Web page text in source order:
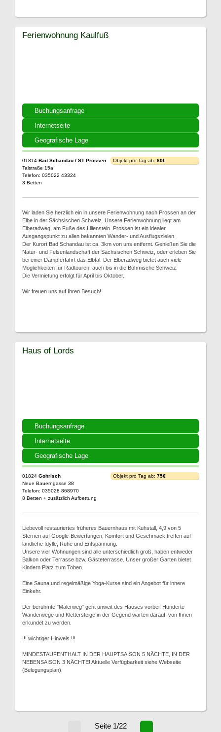
Buchungsanfrage
Internetseite
Geografische Lage
Ferienwohnung Kaulfuß
01814 Bad Schandau / ST Prossen
Talstraße 15a
Telefon: 035022 43324
3 Betten
Objekt pro Tag ab: 60€
Wir laden Sie herzlich ein in unsere Ferienwohnung nach Prossen an der
Elbe in der Sächsischen Schweiz. Unsere Ferienwohnung liegt am
Elberadweg, am Fuße des Lilienstein. Prossen ist ein idealer
Ausgangspunkt zu allen bekannten Wander- und Ausflugszielen.
Der Kurort Bad Schandau ist ca. 3km von uns entfernt. Genießen Sie die
Natur- und Felsenlandschaft der Sächsischen Schweiz, oder erleben Sie
bei einer Dampferfahrt das Elbtal. Der Elberadweg bietet auch viele
Möglichkeiten für Radtouren, auch bis in die Böhmische Schweiz.
Die Vermietung erfolgt für April bis Oktober.
Wir freuen uns auf Ihren Besuch!
Buchungsanfrage
Internetseite
Geografische Lage
Haus of Lords
01824 Gohrisch
Neue Bauerngasse 38
Telefon: 035028 868970
8 Betten + zusätzlich Aufbettung
Objekt pro Tag ab: 75€
Liebevoll restauriertes früheres Bauernhaus mit Kuhstall, 4,9 von 5
Sternen auf Google-Bewertungen, Komfort und Geschmack treffen auf
ländliche Idylle, Ruhe und Entspannung.
Unsere vier Wohnungen sind alle unterschiedlich groß, haben entweder
Balkon oder Terrasse bzw. Gästeterrasse. Unser großer Garten bietet
Kindern Platz zum Toben.
Eine Sauna und regelmäßige Yoga-Kurse sind ein Angebot für innere
Einkehr.
Der berühmte "Malerweg" geht unweit des Hauses vorbei. Hunderte
Wanderwege und Klettersteige in der Gegend warten darauf, von Ihnen
erkundet zu werden.
!!! wichtiger Hinweis !!!
MINDESTAUFENTHALT IN DER HAUPTSAISON 5 NÄCHTE, IN DER
NEBENSAISON 3 NÄCHTE! Aktuelle Verfügbarkeit siehe Webseite
(Belegungsplan).
Seite 1/22